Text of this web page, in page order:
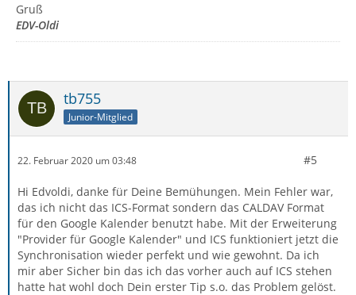
Gruß
EDV-Oldi
tb755
Junior-Mitglied
22. Februar 2020 um 03:48 #5
Hi Edvoldi, danke für Deine Bemühungen. Mein Fehler war,
das ich nicht das ICS-Format sondern das CALDAV Format
für den Google Kalender benutzt habe. Mit der Erweiterung
"Provider für Google Kalender" und ICS funktioniert jetzt die
Synchronisation wieder perfekt und wie gewohnt. Da ich
mir aber Sicher bin das ich das vorher auch auf ICS stehen
hatte hat wohl doch Dein erster Tip s.o. das Problem gelöst.